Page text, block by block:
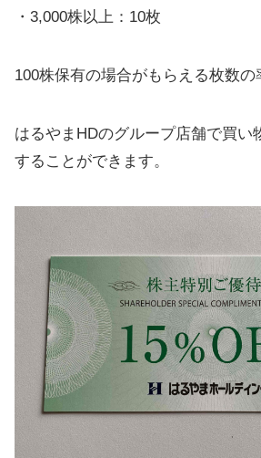
・3,000株以上：10枚
100株保有の場合がもらえる枚数の
はるやまHDのグループ店舗で買い
することができます。